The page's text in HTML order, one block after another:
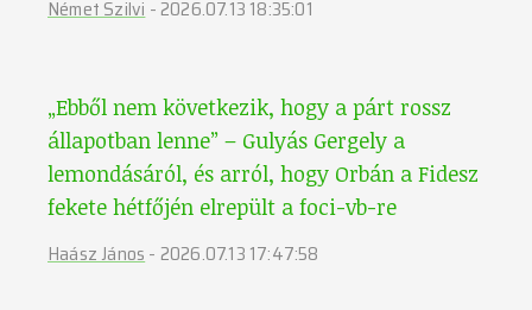
Német Szilvi- 2026.07.13 18:35:01
„Ebből nem következik, hogy a párt rossz
állapotban lenne” – Gulyás Gergely a
lemondásáról, és arról, hogy Orbán a Fidesz
fekete hétfőjén elrepült a foci-vb-re
Haász János- 2026.07.13 17:47:58